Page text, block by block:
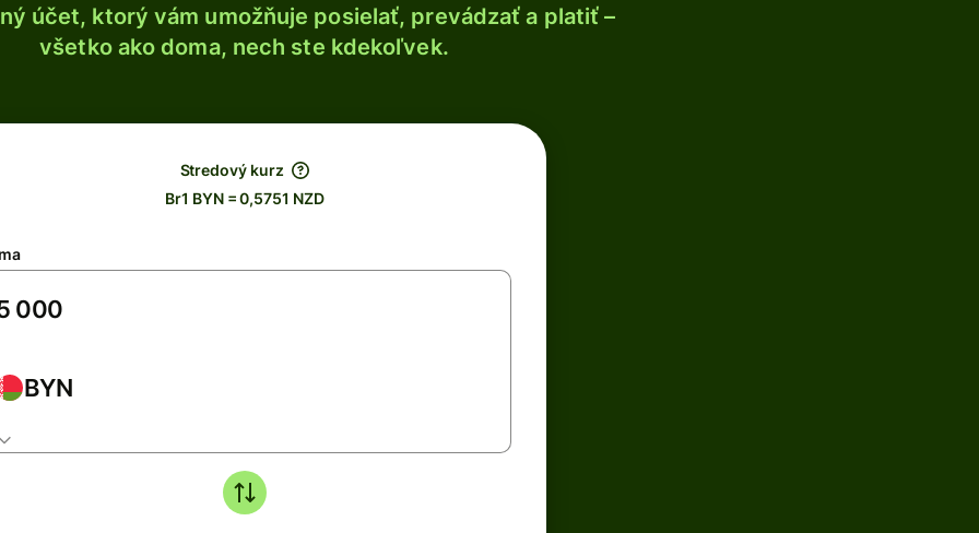
účet, ktorý vám umožňuje posielať, prevádzať a platiť –
všetko ako doma, nech ste kdekoľvek.
Stredový kurz
Br1 BYN = 0,5751 NZD
BYN